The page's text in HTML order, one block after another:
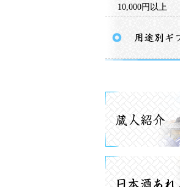
10,000円以上